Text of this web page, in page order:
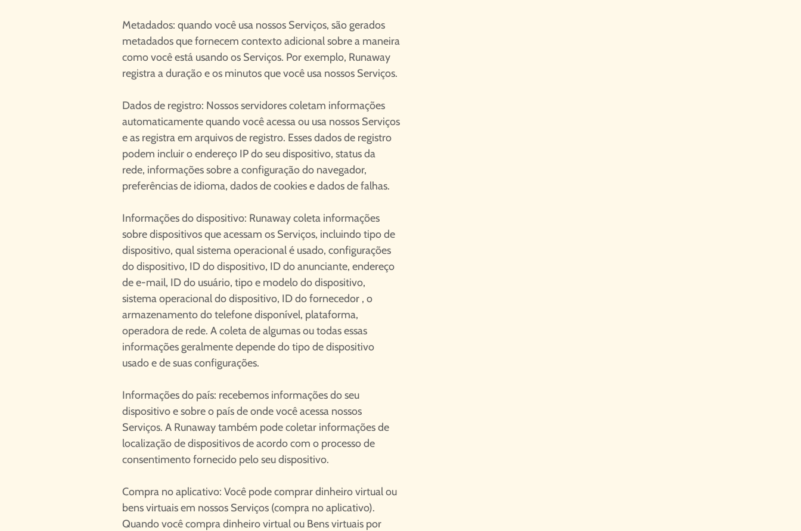
Metadados: quando você usa nossos Serviços, são gerados
metadados que fornecem contexto adicional sobre a maneira
como você está usando os Serviços. Por exemplo, Runaway
registra a duração e os minutos que você usa nossos Serviços.
Dados de registro: Nossos servidores coletam informações
automaticamente quando você acessa ou usa nossos Serviços
e as registra em arquivos de registro. Esses dados de registro
podem incluir o endereço IP do seu dispositivo, status da
rede, informações sobre a configuração do navegador,
preferências de idioma, dados de cookies e dados de falhas.
Informações do dispositivo: Runaway coleta informações
sobre dispositivos que acessam os Serviços, incluindo tipo de
dispositivo, qual sistema operacional é usado, configurações
do dispositivo, ID do dispositivo, ID do anunciante, endereço
de e-mail, ID do usuário, tipo e modelo do dispositivo,
sistema operacional do dispositivo, ID do fornecedor , o
armazenamento do telefone disponível, plataforma,
operadora de rede. A coleta de algumas ou todas essas
informações geralmente depende do tipo de dispositivo
usado e de suas configurações.
Informações do país: recebemos informações do seu
dispositivo e sobre o país de onde você acessa nossos
Serviços. A Runaway também pode coletar informações de
localização de dispositivos de acordo com o processo de
consentimento fornecido pelo seu dispositivo.
Compra no aplicativo: Você pode comprar dinheiro virtual ou
bens virtuais em nossos Serviços (compra no aplicativo).
Quando você compra dinheiro virtual ou Bens virtuais por